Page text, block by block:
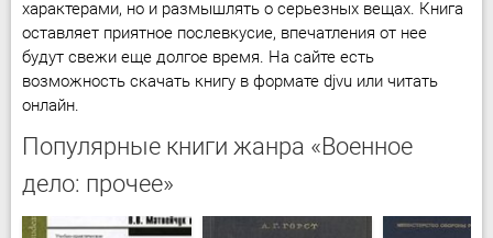
характерами, но и размышлять о серьезных вещах. Книга
оставляет приятное послевкусие, впечатления от нее
будут свежи еще долгое время. На сайте есть
возможность скачать книгу в формате djvu или читать
онлайн.
Популярные книги жанра «Военное
дело: прочее»